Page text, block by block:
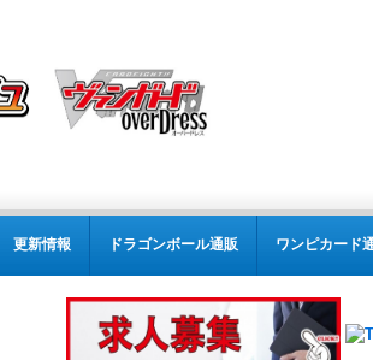
更新情報 ドラゴンボール通販 ワンピカード